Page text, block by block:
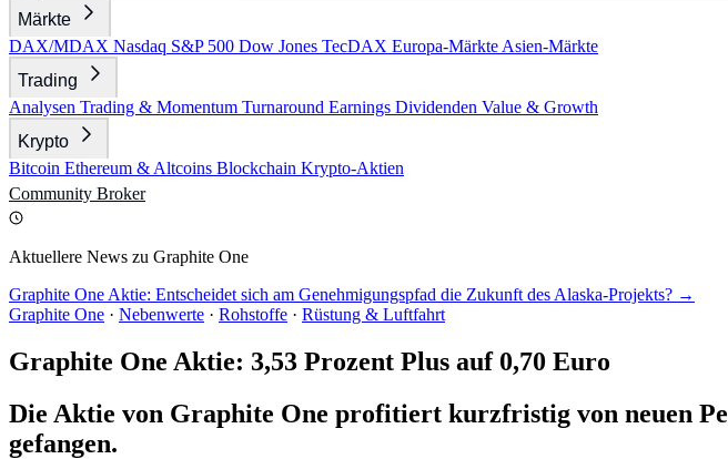
Märkte
DAX/MDAX Nasdaq S&P 500 Dow Jones TecDAX Europa-Märkte Asien-Märkte
Trading
Analysen Trading & Momentum Turnaround Earnings Dividenden Value & Growth
Krypto
Bitcoin Ethereum & Altcoins Blockchain Krypto-Aktien
Community Broker
Aktuellere News zu Graphite One
Graphite One Aktie: Entscheidet sich am Genehmigungspfad die Zukunft des Alaska-Projekts? →
Graphite One · Nebenwerte · Rohstoffe · Rüstung & Luftfahrt
Graphite One Aktie: 3,53 Prozent Plus auf 0,70 Euro
Die Aktie von Graphite One profitiert kurzfristig von neuen
gefangen.